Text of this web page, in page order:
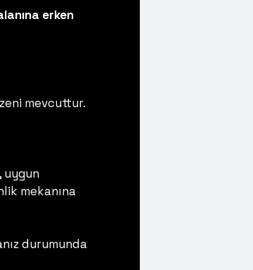
erken
mevcuttur.
uygun
mekanına
durumunda